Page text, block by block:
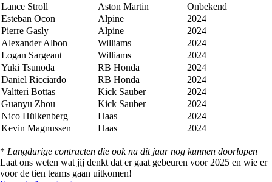
Lance Stroll
Aston Martin
Onbekend
Esteban Ocon
Alpine
2024
Pierre Gasly
Alpine
2024
Alexander Albon
Williams
2024
Logan Sargeant
Williams
2024
Yuki Tsunoda
RB Honda
2024
Daniel Ricciardo
RB Honda
2024
Valtteri Bottas
Kick Sauber
2024
Guanyu Zhou
Kick Sauber
2024
Nico Hülkenberg
Haas
2024
Kevin Magnussen
Haas 2024
* Langdurige contracten die ook na dit jaar nog kunnen doorlopen
Laat ons weten wat jij denkt dat er gaat gebeuren voor 2025 en wie er
voor de tien teams gaan uitkomen!